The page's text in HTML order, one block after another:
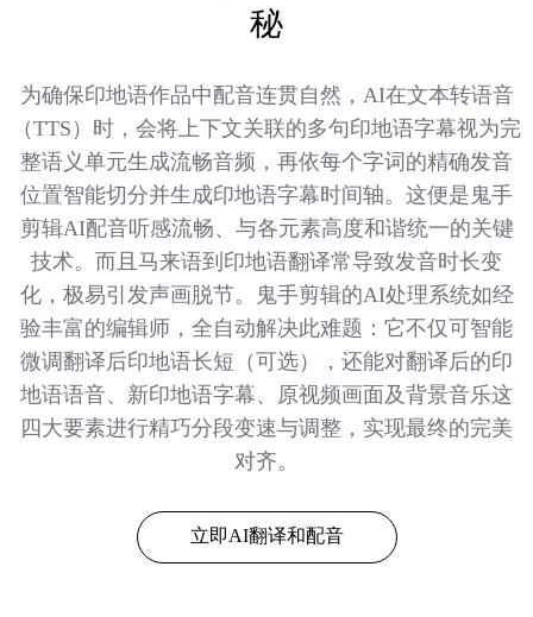
秘
为确保印地语作品中配音连贯自然，AI在文本转语音
（TTS）时，会将上下文关联的多句印地语字幕视为完
整语义单元生成流畅音频，再依每个字词的精确发音
位置智能切分并生成印地语字幕时间轴。这便是鬼手
剪辑AI配音听感流畅、与各元素高度和谐统一的关键
技术。而且马来语到印地语翻译常导致发音时长变
化，极易引发声画脱节。鬼手剪辑的AI处理系统如经
验丰富的编辑师，全自动解决此难题：它不仅可智能
微调翻译后印地语长短（可选），还能对翻译后的印
地语语音、新印地语字幕、原视频画面及背景音乐这
四大要素进行精巧分段变速与调整，实现最终的完美
对齐。
立即AI翻译和配音